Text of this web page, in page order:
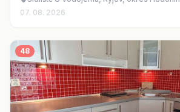
07. 08. 2026
48